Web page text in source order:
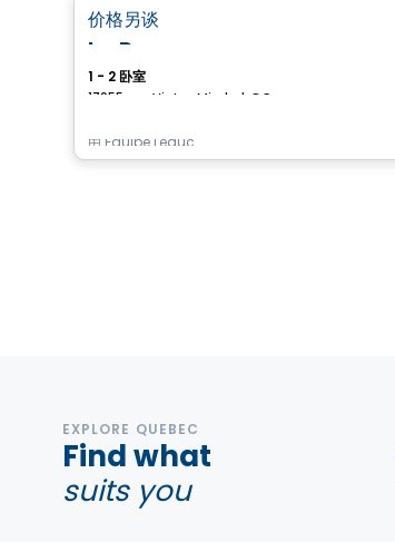
价格另谈
Le Pur
1 - 2 卧室
17955, rue Victor, Mirabel, QC
由 Équipe Leduc
EXPLORE QUEBEC
Find what
suits you